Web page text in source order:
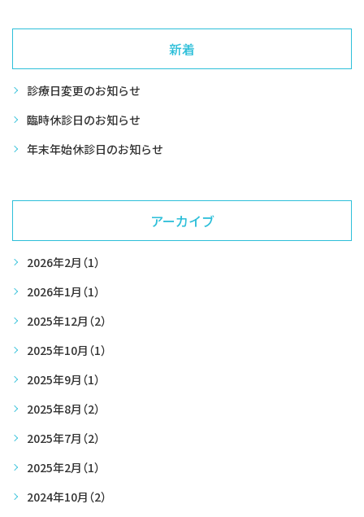
新着
診療日変更のお知らせ
臨時休診日のお知らせ
年末年始休診日のお知らせ
アーカイブ
2026年2月 （1）
2026年1月 （1）
2025年12月 （2）
2025年10月 （1）
2025年9月 （1）
2025年8月 （2）
2025年7月 （2）
2025年2月 （1）
2024年10月 （2）